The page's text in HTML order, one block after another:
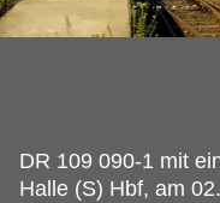
DR 109 090-1 mit
Halle (S) Hbf, am 02.